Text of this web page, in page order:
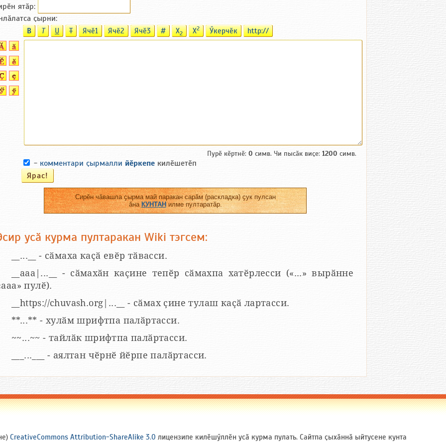
ятӑp:
ҫырни:
B T U T Ячӗ1 Ячӗ2 Ячӗ3 # X2 X2 Ӳкерчӗк http://
Пурӗ кӗртнӗ: 0 симв. Чи пысӑк виҫе: 1200 симв.
- комментари ҫырмалли йӗркепе килӗшетӗп
Сирӗн чӑвашла ҫырма май паракан сарӑм (раскладка) ҫук пулсан
ӑнаКУНТАНилме пултаратӑр.
усӑ курма пултаракан Wiki тэгсем:
__...__ - сӑмаха каҫӑ евӗр тӑвасси.
__aaa|...__ - сӑмахӑн каҫине тепӗр сӑмахпа хатӗрлесси («...» вырӑнне
пулӗ).
__https://chuvash.org|...__ - сӑмах ҫине тулаш каҫӑ лартасси.
**...** - хулӑм шрифтпа палӑртасси.
~~...~~ - тайлӑк шрифтпа палӑртасси.
___...___ - аялтан чӗрнӗ йӗрпе палӑртасси.
CreativeCommons Attribution-ShareAlike 3.0 лицензипе килӗшӳллӗн усӑ курма пулать. Сайтпа ҫыхӑннӑ ыйтусене кунта